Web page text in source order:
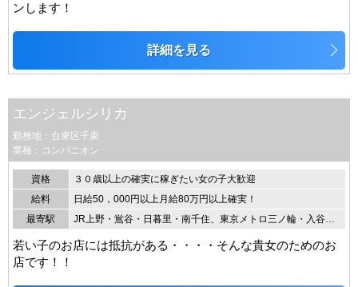
ンします！
詳細を見る
エンジェルシリカ
勤務地：台東区千束
業種：コンパニオン
資格
３０歳以上の確実に稼ぎたい女の子大歓迎
給料
日給50，000円以上月給80万円以上確実！
最寄駅
JR上野・鴬谷・日暮里・南千住、東京メトロ三ノ輪・入谷・田原町・浅草より送迎します
若い子のお店には抵抗がある・・・・そんな貴女のためのお
店です！！